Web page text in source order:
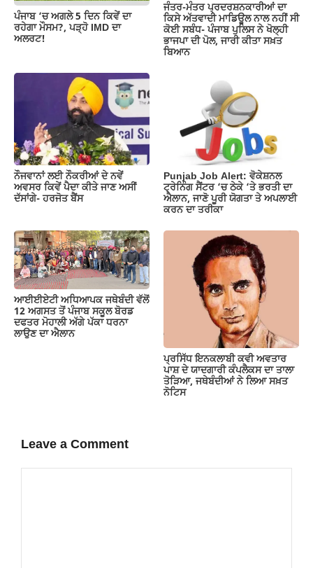
ਪੰਜਾਬ ‘ਚ ਅਗਲੇ 5 ਦਿਨ ਕਿਵੇਂ ਦਾ
ਰਹੇਗਾ ਮੌਸਮ?, ਪੜ੍ਹੋ IMD ਦਾ
ਅਲਰਟ!
ਜੰਤਰ-ਮੰਤਰ ਪ੍ਰਦਰਸ਼ਨਕਾਰੀਆਂ ਦਾ
ਕਿਸੇ ਅੱਤਵਾਦੀ ਮਾਡਿਊਲ ਨਾਲ ਨਹੀਂ ਸੀ
ਕੋਈ ਸਬੰਧ- ਪੰਜਾਬ ਪੁਲਿਸ ਨੇ ਖੋਲ੍ਹੀ
ਭਾਜਪਾ ਦੀ ਪੋਲ, ਜਾਰੀ ਕੀਤਾ ਸਖ਼ਤ
ਬਿਆਨ
ਨੌਜਵਾਨਾਂ ਲਈ ਨੌਕਰੀਆਂ ਦੇ ਨਵੇਂ
ਅਵਸਰ ਕਿਵੇਂ ਪੈਦਾ ਕੀਤੇ ਜਾਣ ਅਸੀਂ
ਦੱਸਾਂਗੇ- ਹਰਜੋਤ ਬੈਂਸ
Punjab Job Alert: ਵੋਕੇਸ਼ਨਲ
ਟ੍ਰੇਨਿੰਗ ਸੈਂਟਰ ‘ਚ ਠੇਕੇ ‘ਤੇ ਭਰਤੀ ਦਾ
ਐਲਾਨ, ਜਾਣੋ ਪੂਰੀ ਯੋਗਤਾ ਤੇ ਅਪਲਾਈ
ਕਰਨ ਦਾ ਤਰੀਕਾ
ਆਈਈਏਟੀ ਅਧਿਆਪਕ ਜਥੇਬੰਦੀ ਵੱਲੋਂ
12 ਅਗਸਤ ਤੋਂ ਪੰਜਾਬ ਸਕੂਲ ਬੋਰਡ
ਦਫਤਰ ਮੋਹਾਲੀ ਅੱਗੇ ਪੱਕਾ ਧਰਨਾ
ਲਾਉਣ ਦਾ ਐਲਾਨ
ਪ੍ਰਸਿੱਧ ਇਨਕਲਾਬੀ ਕਵੀ ਅਵਤਾਰ
ਪਾਸ਼ ਦੇ ਯਾਦਗਾਰੀ ਕੰਪਲੈਕਸ ਦਾ ਤਾਲਾ
ਤੋੜਿਆ, ਜਥੇਬੰਦੀਆਂ ਨੇ ਲਿਆ ਸਖ਼ਤ
ਨੋਟਿਸ
Leave a Comment